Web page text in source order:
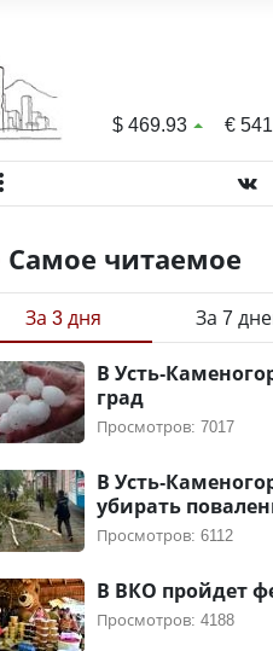
$469.93 €
Самое читаемое
За 3 дня За 7
В Усть-
град
Просмотров: 7017
В Усть-
убирать
Просмотров: 6112
В ВКО пройдет
Просмотров: 4188